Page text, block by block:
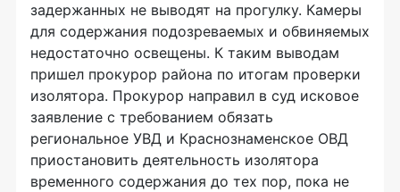
задержанных не выводят на прогулку. Камеры
для содержания подозреваемых и обвиняемых
недостаточно освещены. К таким выводам
пришел прокурор района по итогам проверки
изолятора. Прокурор направил в суд исковое
заявление с требованием обязать
региональное УВД и Краснознаменское ОВД
приостановить деятельность изолятора
временного содержания до тех пор, пока не